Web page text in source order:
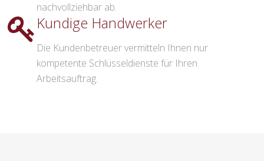
nachvollziehbar ab.
Kundige Handwerker
Die Kundenbetreuer vermitteln Ihnen nur
kompetente Schlüsseldienste für Ihren
Arbeitsauftrag.